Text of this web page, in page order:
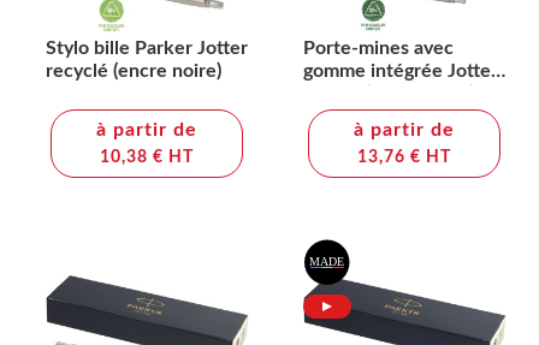
Stylo bille Parker Jotter
recyclé (encre noire)
à partir de
10,38 € HT
Porte-mines avec
gomme intégrée Jotter
à partir de
13,76 € HT